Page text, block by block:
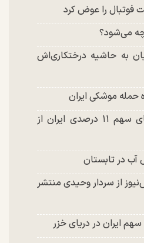
فوتبال را عوض کرد
می‌شود؟
به حاشیه درختکاری‌اش
حمله موشکی ایران
پاسخ عراقچی به ادعای سهم ۱۱ درصدی ایران از
در تابستان
از سردار وحیدی منتشر
ایران در دریای خزر